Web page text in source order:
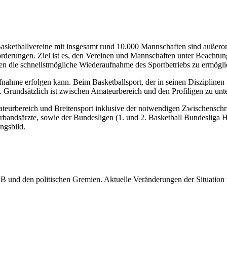
mit insgesamt rund 10.000 Mannschaften sind
Ziel ist es, den Vereinen und Mannschaften unter
schnellstmögliche Wiederaufnahme des Sportbetriebs zu
erfolgen kann. Beim Basketballsport, der in seinen
ist zwischen Amateurbereich und den Profiligen zu
und Breitensport inklusive der notwendigen
sowie der Bundesligen (1. und 2. Basketball
den politischen Gremien. Aktuelle Veränderungen der